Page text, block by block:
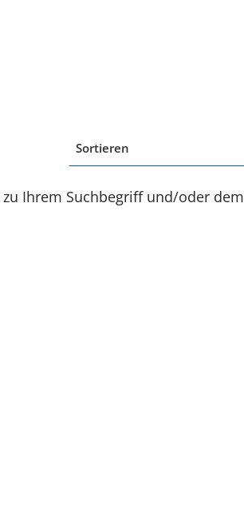
Sortieren
Ihrem Suchbegriff und/oder dem